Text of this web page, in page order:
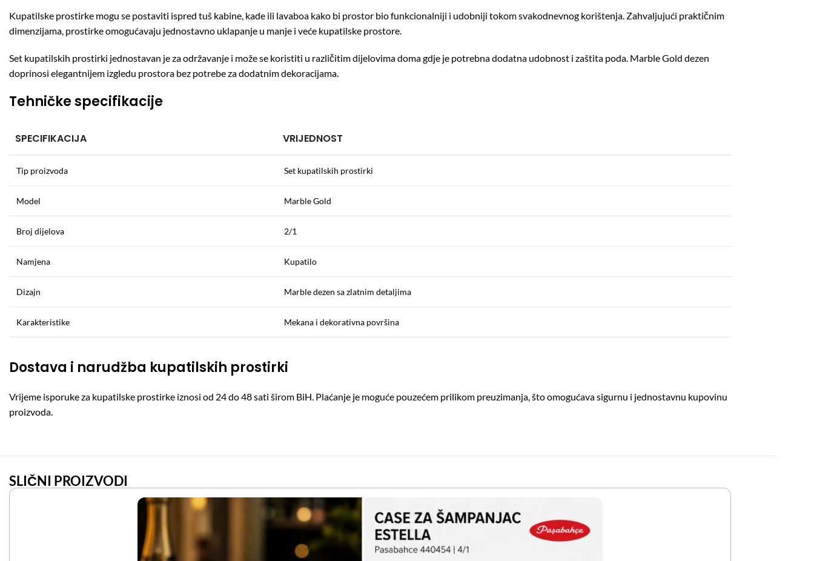
Kupatilske prostirke mogu se postaviti ispred tuš kabine, kade ili lavaboa kako bi prostor bio funkcionalniji i udobniji tokom svakodnevnog korištenja. Zahvaljujući praktičnim
dimenzijama, prostirke omogućavaju jednostavno uklapanje u manje i veće kupatilske prostore.
Set kupatilskih prostirki jednostavan je za održavanje i može se koristiti u različitim dijelovima doma gdje je potrebna dodatna udobnost i zaštita poda. Marble Gold dezen
doprinosi elegantnijem izgledu prostora bez potrebe za dodatnim dekoracijama.
Tehničke specifikacije
SPECIFIKACIJA VRIJEDNOST
Tip proizvoda Set kupatilskih prostirki
Model Marble Gold
Broj dijelova 2/1
Namjena Kupatilo
Dizajn Marble dezen sa zlatnim detaljima
Karakteristike Mekana i dekorativna površina
Dostava i narudžba kupatilskih prostirki
Vrijeme isporuke za kupatilske prostirke iznosi od 24 do 48 sati širom BiH. Plaćanje je moguće pouzećem prilikom preuzimanja, što omogućava sigurnu i jednostavnu kupovinu
proizvoda.
SLIČNI PROIZVODI